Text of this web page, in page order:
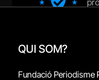
QUI SOM?
Fundació Periodisme